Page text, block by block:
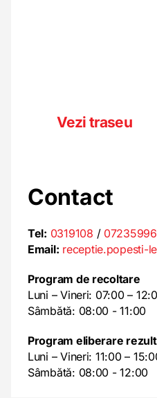
Vezi traseu
Contact
Tel: 0319108 /
Email: receptie.popesti-
Program de recoltare
Luni – Vineri: 07:00 –
Sâmbătă: 08:00 - 11:00
Program eliberare
Luni – Vineri: 11:00 –
Sâmbătă: 08:00 - 12:00